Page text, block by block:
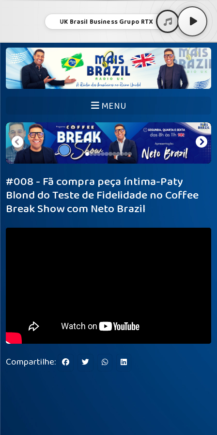
UK Brasil Business Grupo RTX
MENU
#008 - Fã compra peça íntima-Paty
Blond do Teste de Fidelidade no Coffee
Break Show com Neto Brazil
Compartilhe: